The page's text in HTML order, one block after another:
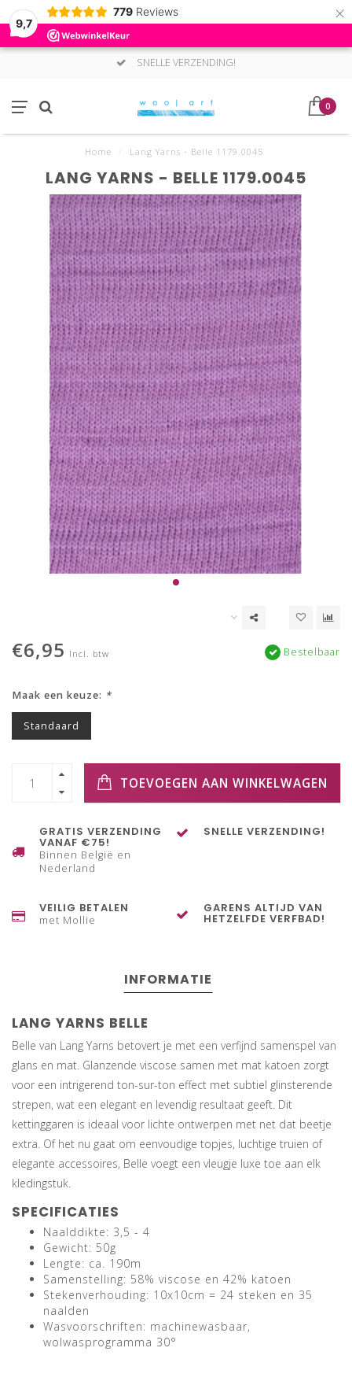
9,7
779 Reviews ×
SNELLE VERZENDING!
0
Home Lang Yarns - Belle 1179.0045
LANG YARNS - BELLE 1179.0045
€6,95 Incl. btw Bestelbaar
Maak een keuze: *
Standaard
TOEVOEGEN AAN WINKELWAGEN
GRATIS VERZENDING
VANAF €75!
Binnen België en
Nederland
SNELLE VERZENDING!
VEILIG BETALEN
met Mollie
GARENS ALTIJD VAN
HETZELFDE VERFBAD!
INFORMATIE
LANG YARNS BELLE
Belle van Lang Yarns betovert je met een verfijnd samenspel van
glans en mat. Glanzende viscose samen met mat katoen zorgt
voor een intrigerend ton-sur-ton effect met subtiel glinsterende
strepen, wat een elegant en levendig resultaat geeft. Dit
kettinggaren is ideaal voor lichte ontwerpen met net dat beetje
extra. Of het nu gaat om eenvoudige topjes, luchtige truien of
elegante accessoires, Belle voegt een vleugje luxe toe aan elk
kledingstuk.
SPECIFICATIES
Naalddikte: 3,5 - 4
Gewicht: 50g
Lengte: ca. 190m
Samenstelling: 58% viscose en 42% katoen
Stekenverhouding: 10x10cm = 24 steken en 35
naalden
Wasvoorschriften: machinewasbaar,
wolwasprogramma 30°